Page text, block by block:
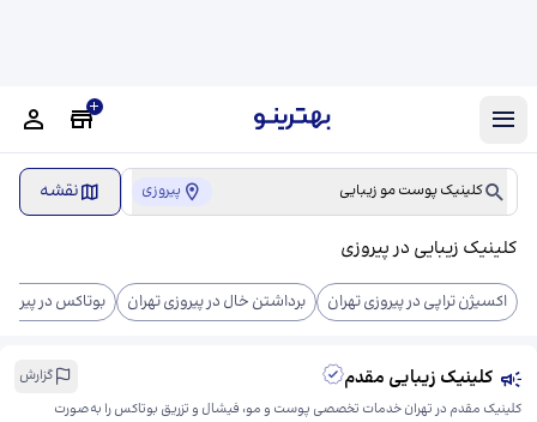
کلینیک پوست مو زیبایی پیروزی نقشه
کلینیک زیبایی در پیروزی
اکسیژن تراپی در پیروزی تهران برداشتن خال در پیروزی تهران بوتاکس در
کلینیک زیبایی مقدم
گزارش
کلینیک مقدم در تهران خدمات تخصصی پوست و مو، فیشال و تزریق بوتاکس را به‌صورت